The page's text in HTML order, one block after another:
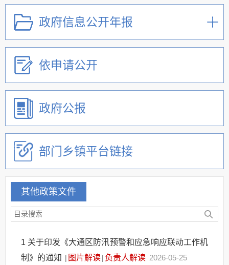
政府信息公开年报
依申请公开
政府公报
部门乡镇平台链接
其他政策文件
1 关于印发《大通区防汛预警和应急响应联动工作机
制》的通知 | 图片解读| 负责人解读 2026-05-25